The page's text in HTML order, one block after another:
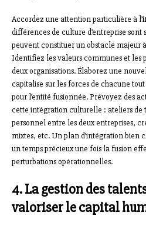
Accordez une attention particulière à l’
différences de culture d’entreprise sont
peuvent constituer un obstacle majeur
Identifiez les valeurs communes et les
deux organisations. Élaborez une
capitalise sur les forces de chacune
pour l’entité fusionnée. Prévoyez des
cette intégration culturelle : ateliers de
personnel entre les deux entreprises,
mixtes, etc. Un plan d’intégration bien
un temps précieux une fois la fusion
perturbations opérationnelles.
4. La gestion des
valoriser le capital